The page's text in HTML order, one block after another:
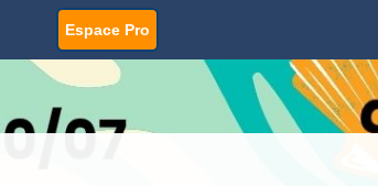
Espace Pro